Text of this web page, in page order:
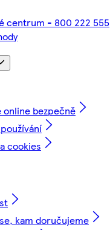
centrum - 800 222 555
online bezpečně
cookies
kam doručujeme